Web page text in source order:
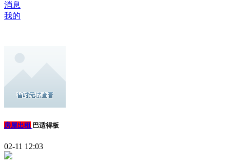
消息
我的
房屋出租 巴适得板
02-11 12:03